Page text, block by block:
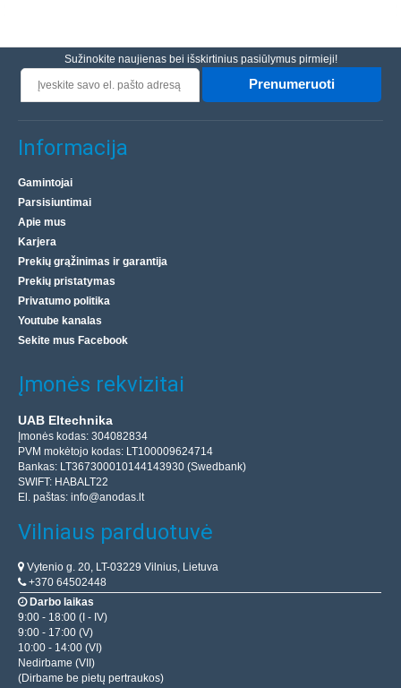
Sužinokite naujienas bei išskirtinius pasiūlymus pirmieji!
Prenumeruoti
Informacija
Gamintojai
Parsisiuntimai
Apie mus
Karjera
Prekių grąžinimas ir garantija
Prekių pristatymas
Privatumo politika
Youtube kanalas
Sekite mus Facebook
Įmonės rekvizitai
UAB Eltechnika
Įmonės kodas: 304082834
PVM mokėtojo kodas: LT100009624714
Bankas: LT367300010144143930 (Swedbank)
SWIFT: HABALT22
El. paštas: info@anodas.lt
Vilniaus parduotuvė
Vytenio g. 20, LT-03229 Vilnius, Lietuva
+370 64502448
Darbo laikas
9:00 - 18:00 (I - IV)
9:00 - 17:00 (V)
10:00 - 14:00 (VI)
Nedirbame (VII)
(Dirbame be pietų pertraukos)